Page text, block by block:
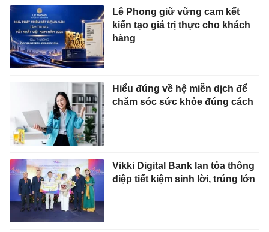
Lê Phong giữ vững cam kết
kiến tạo giá trị thực cho khách
hàng
Hiểu đúng về hệ miễn dịch để
chăm sóc sức khỏe đúng cách
Vikki Digital Bank lan tỏa thông
điệp tiết kiệm sinh lời, trúng lớn